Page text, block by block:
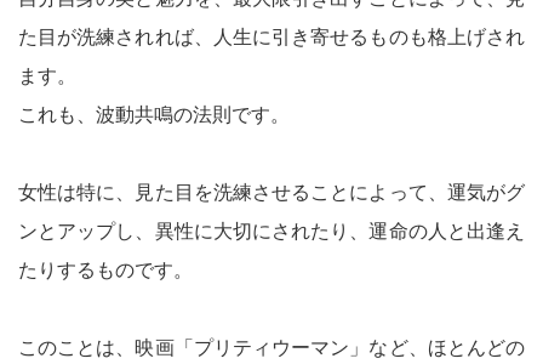
た目が洗練されれば、人生に引き寄せるものも格上げされ
ます。
これも、波動共鳴の法則です。
女性は特に、見た目を洗練させることによって、運気がグ
ンとアップし、異性に大切にされたり、運命の人と出逢え
たりするものです。
このことは、映画「プリティウーマン」など、ほとんどの